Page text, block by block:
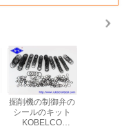
掘削機の制御弁の
シールのキット
KOBELCO